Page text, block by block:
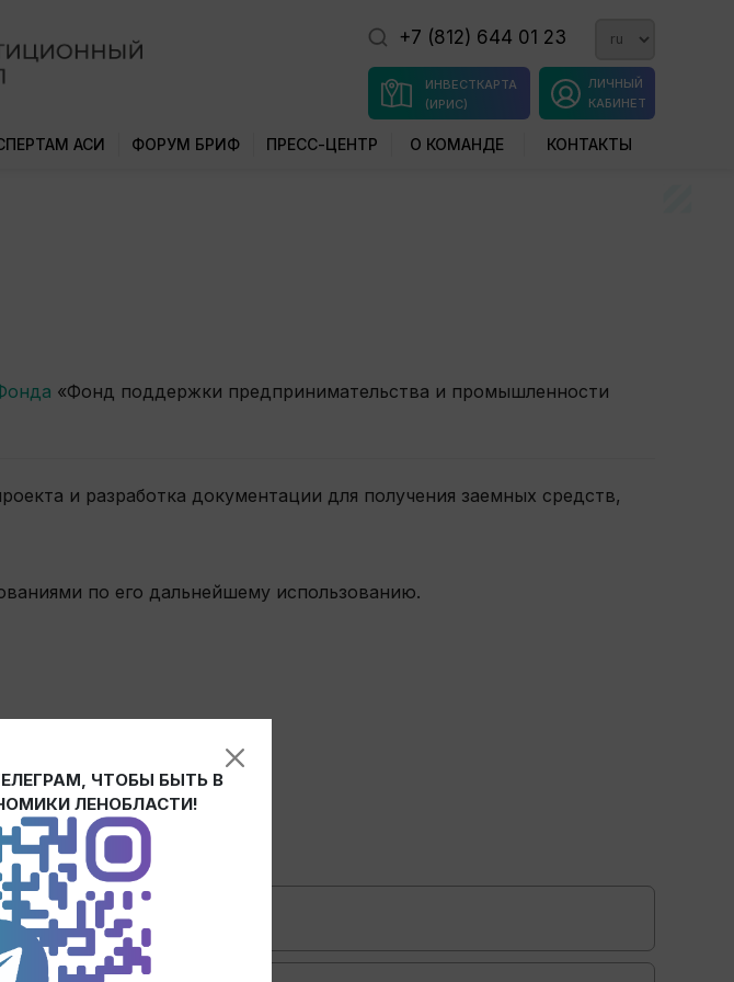
+7 (812) 644 01 23
ЛИЧНЫЙ
КАБИНЕТ
ИНВЕСТКАРТА
(ИРИС)
АСИ ФОРУМ БРИФ ПРЕСС-ЦЕНТР О КОМАНДЕ КОНТАКТЫ
«Фонд поддержки предпринимательства и промышленности
и разработка документации для получения заемных средств,
по его дальнейшему использованию.
ЧТОБЫ БЫТЬ В
ЛЕНОБЛАСТИ!